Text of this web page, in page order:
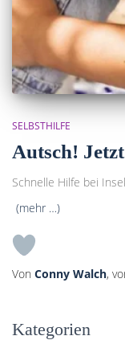
SELBSTHILFE
Autsch!
Schnelle Hilfe bei
(mehr …)
Von Conny Walch,
Kategorien